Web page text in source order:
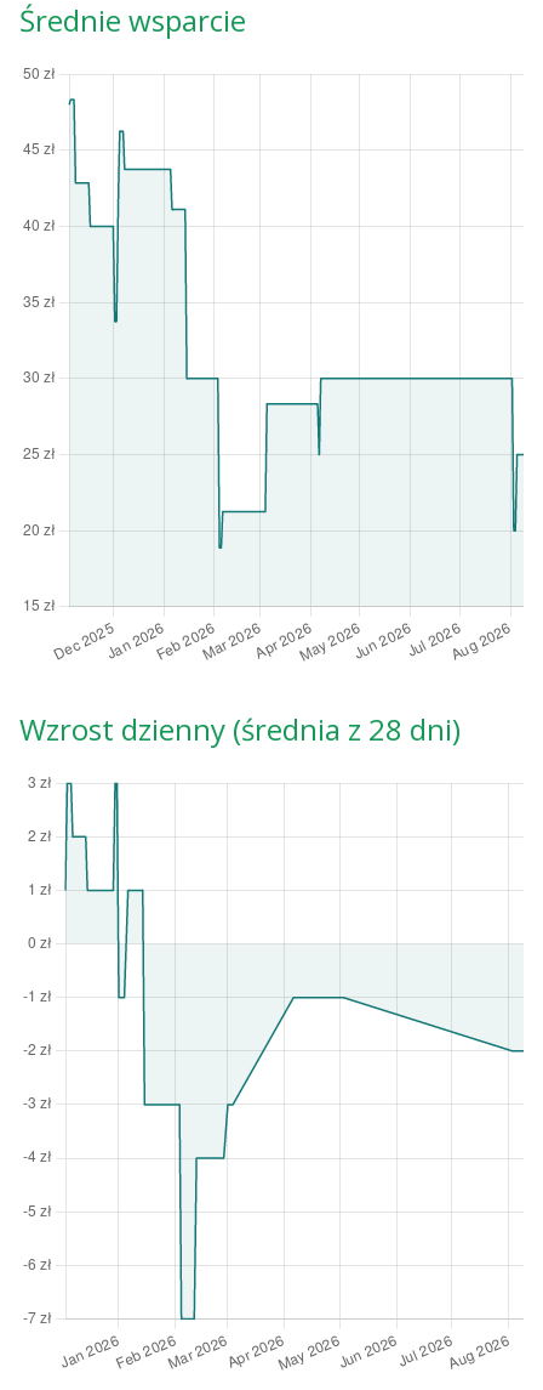
Średnie wsparcie
Wzrost dzienny (średnia z 28 dni)